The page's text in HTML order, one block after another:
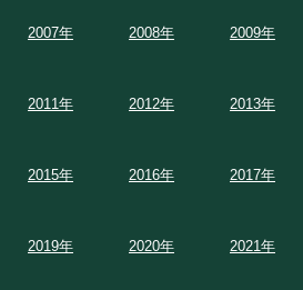
2007年 2008年 2009年
2011年 2012年 2013年
2015年 2016年 2017年
2019年 2020年 2021年